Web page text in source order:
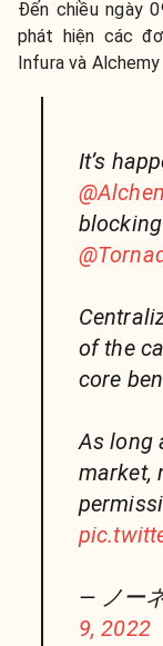
Đến chiều ngày
phát hiện các
Infura và
It’s
of the
core
As long
market,
— ノー
9, 2022